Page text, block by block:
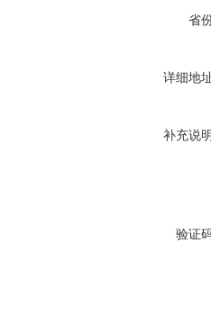
省
详细地
补充说
验证